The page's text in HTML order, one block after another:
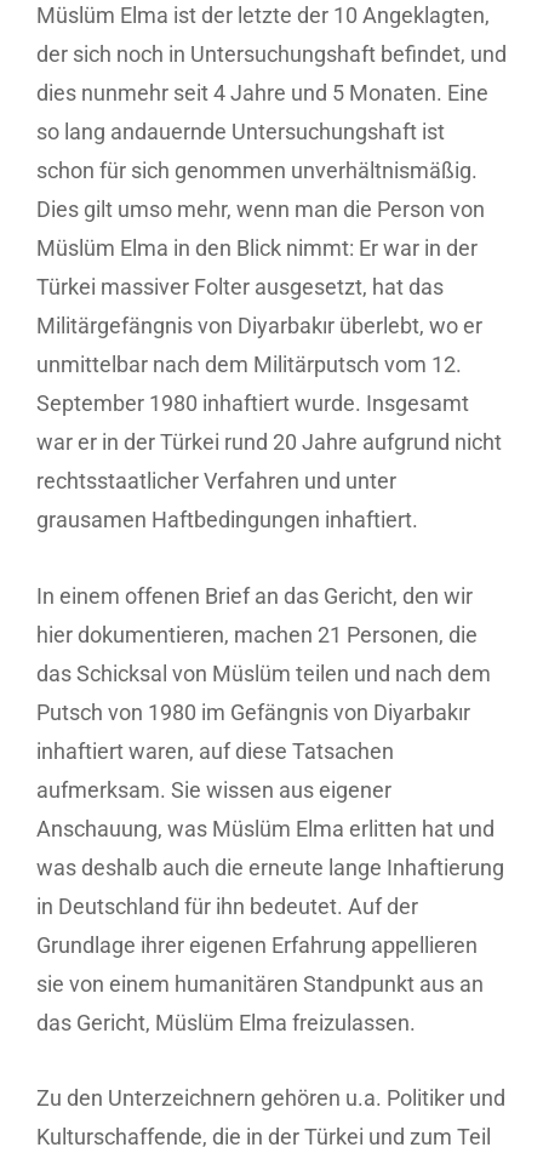
Müslüm Elma ist der letzte der 10 Angeklagten,
der sich noch in Untersuchungshaft befindet, und
dies nunmehr seit 4 Jahre und 5 Monaten. Eine
so lang andauernde Untersuchungshaft ist
schon für sich genommen unverhältnismäßig.
Dies gilt umso mehr, wenn man die Person von
Müslüm Elma in den Blick nimmt: Er war in der
Türkei massiver Folter ausgesetzt, hat das
Militärgefängnis von Diyarbakır überlebt, wo er
unmittelbar nach dem Militärputsch vom 12.
September 1980 inhaftiert wurde. Insgesamt
war er in der Türkei rund 20 Jahre aufgrund nicht
rechtsstaatlicher Verfahren und unter
grausamen Haftbedingungen inhaftiert.
In einem offenen Brief an das Gericht, den wir
hier dokumentieren, machen 21 Personen, die
das Schicksal von Müslüm teilen und nach dem
Putsch von 1980 im Gefängnis von Diyarbakır
inhaftiert waren, auf diese Tatsachen
aufmerksam. Sie wissen aus eigener
Anschauung, was Müslüm Elma erlitten hat und
was deshalb auch die erneute lange Inhaftierung
in Deutschland für ihn bedeutet. Auf der
Grundlage ihrer eigenen Erfahrung appellieren
sie von einem humanitären Standpunkt aus an
das Gericht, Müslüm Elma freizulassen.
Zu den Unterzeichnern gehören u.a. Politiker und
Kulturschaffende, die in der Türkei und zum Teil